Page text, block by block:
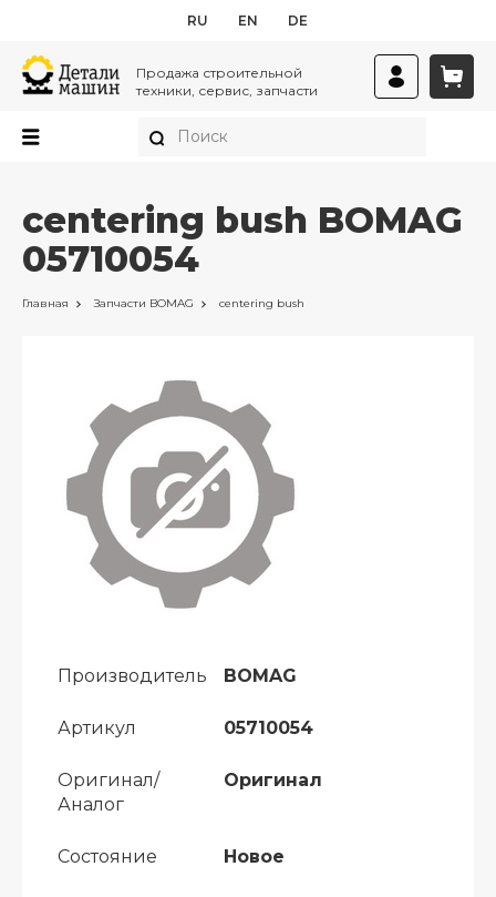
RU EN DE
Продажа строительной
техники, сервис, запчасти
centering bush BOMAG
05710054
Главная Запчасти BOMAG centering bush
Производитель BOMAG
Артикул 05710054
Оригинал/
Аналог
Оригинал
Состояние Новое